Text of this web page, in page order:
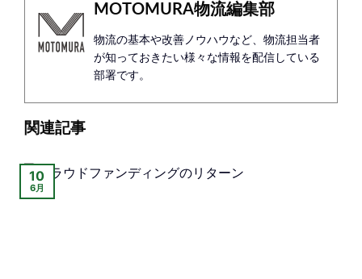
MOTOMURA物流編集部
物流の基本や改善ノウハウなど、物流担当者
が知っておきたい様々な情報を配信している
部署です。
関連記事
10
6月